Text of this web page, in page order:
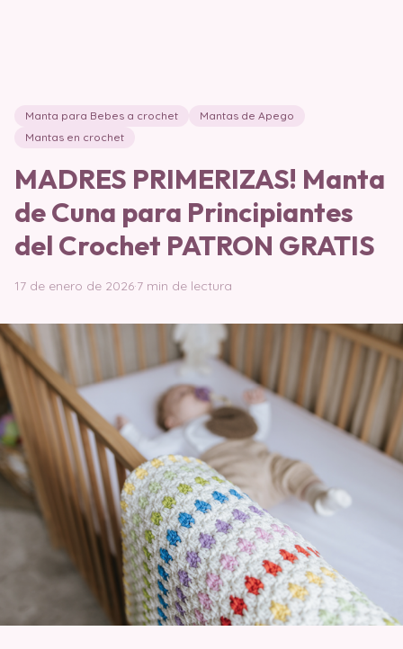
Manta para Bebes a crochet
Mantas de Apego
Mantas en crochet
MADRES PRIMERIZAS! Manta
de Cuna para Principiantes
del Crochet PATRON GRATIS
17 de enero de 2026·7 min de lectura